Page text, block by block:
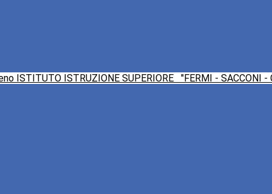
ISTITUTO ISTRUZIONE SUPERIORE "FERMI - SACCONI